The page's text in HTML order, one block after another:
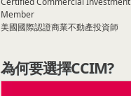
Member
美國國際認證商業不動產投資師
為何要選擇CCIM?